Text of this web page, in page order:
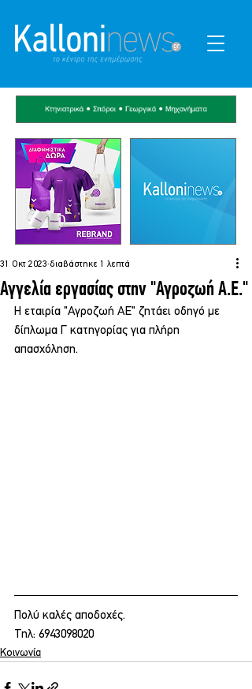
Αγγελία εργασίας στην "Αγροζωή Α.Ε."
31 Οκτ 2023 διαβάστηκε 1 λεπτά
Η εταιρία "Αγροζωή ΑΕ" ζητάει οδηγό με
δίπλωμα Γ κατηγορίας για πλήρη
απασχόληση.
Πολύ καλές αποδοχές.
Τηλ: 6943098020
Κοινωνία